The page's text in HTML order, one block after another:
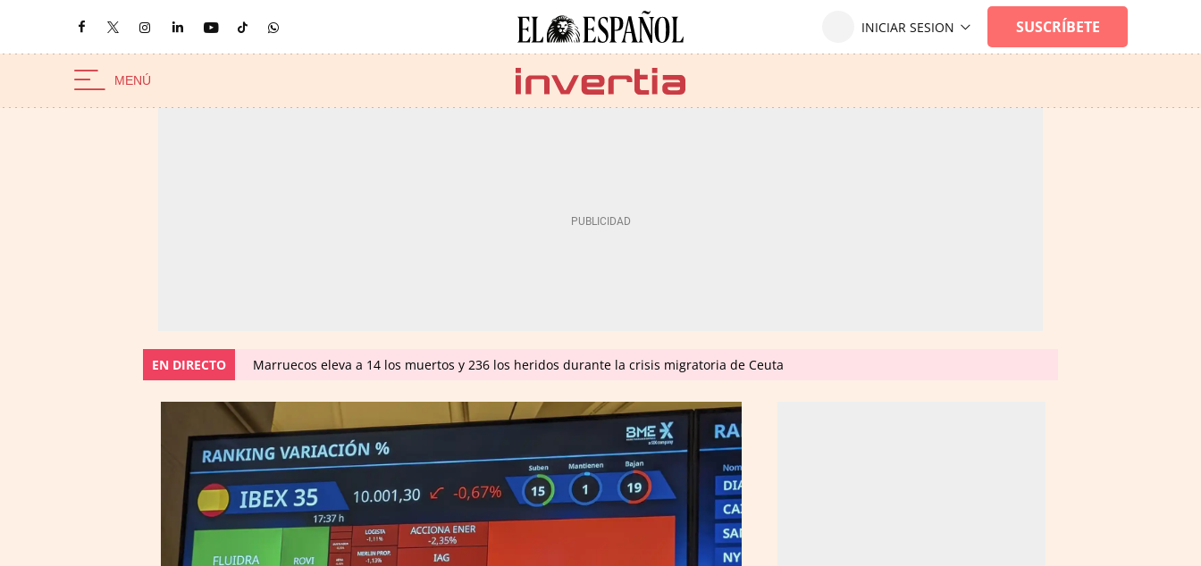
EN DIRECTO Marruecos eleva a 14 los muertos y 236 los heridos durante la crisis migratoria de Ceuta